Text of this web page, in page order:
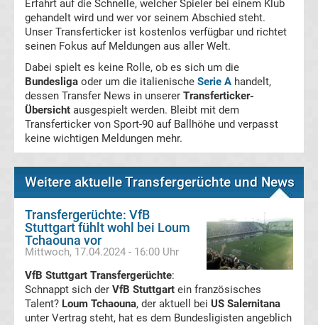
Liga
Serie
A
Türk.
Süper
Internat.
Fußball
Erfahrt auf die Schnelle, welcher Spieler bei einem Klub
gehandelt wird und wer vor seinem Abschied steht.
Unser Transferticker ist kostenlos verfügbar und richtet
seinen Fokus auf Meldungen aus aller Welt.
Dabei spielt es keine Rolle, ob es sich um die
Bundesliga oder um die italienische Serie A handelt,
dessen Transfer News in unserer Transferticker-
Übersicht ausgespielt werden. Bleibt mit dem
Transferticker von Sport-90 auf Ballhöhe und verpasst
keine wichtigen Meldungen mehr.
Weitere aktuelle Transfergerüchte und News
Transfergerüchte: VfB
Stuttgart fühlt wohl bei Loum
Tchaouna vor
Mittwoch, 17.04.2024 - 16:00 Uhr
VfB Stuttgart Transfergerüchte:
Schnappt sich der VfB Stuttgart ein französisches
Talent? Loum Tchaouna, der aktuell bei US Salernitana
unter Vertrag steht, hat es dem Bundesligisten angeblich